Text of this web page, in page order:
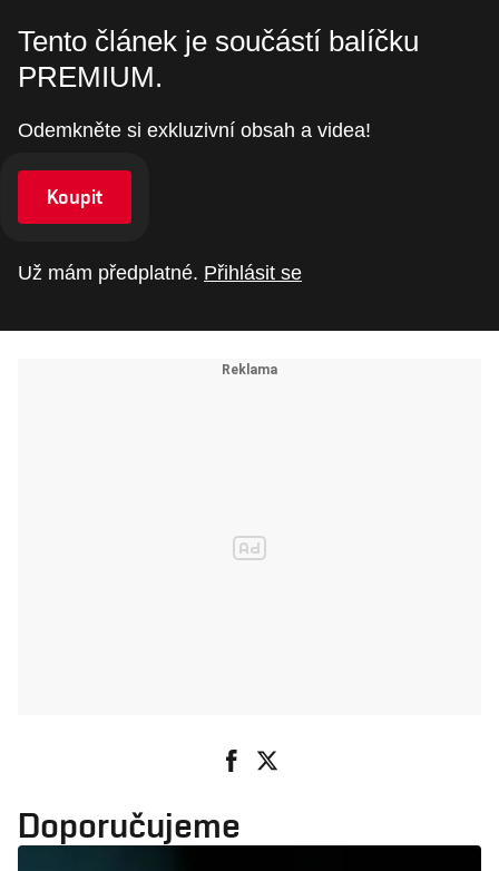
Tento článek je součástí balíčku
PREMIUM.
Odemkněte si exkluzivní obsah a videa!
Koupit
Už mám předplatné. Přihlásit se
Doporučujeme